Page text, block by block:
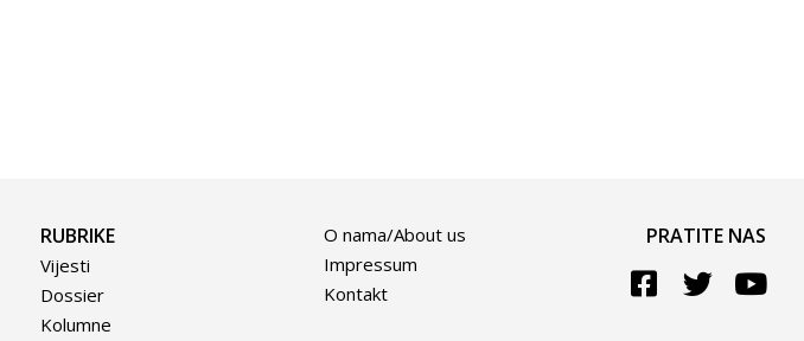
RUBRIKE
Vijesti
Dossier
Kolumne
O nama/About us
Impressum
Kontakt
PRATITE NAS